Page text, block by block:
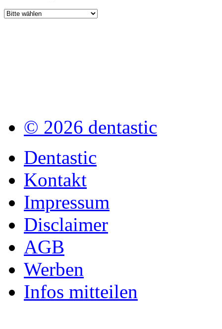
© 2026 dentastic
Dentastic
Kontakt
Impressum
Disclaimer
AGB
Werben
Infos mitteilen